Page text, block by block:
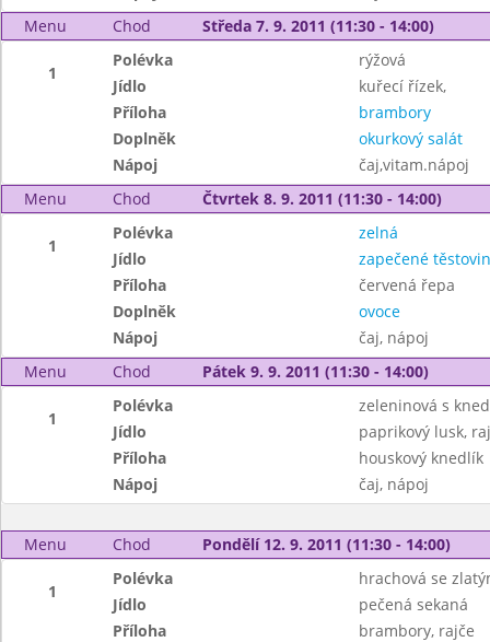
Menu
Chod Středa 7. 9. 2011 (11:30 - 14:00)
1
Polévka
rýžová
Jídlo
kuřecí řízek,
Příloha
brambory
Doplněk
okurkový salát
Nápoj
čaj,vitam.nápoj
Menu
Chod Čtvrtek 8. 9. 2011 (11:30 - 14:00)
1
Polévka
zelná
Jídlo
zapečené
Příloha
červená řepa
Doplněk
ovoce
Nápoj
čaj, nápoj
Menu
Chod Pátek 9. 9. 2011 (11:30 - 14:00)
1
Polévka
zeleninová s
Jídlo
paprikový lusk,
Příloha
houskový knedlík
Nápoj
čaj, nápoj
Menu Chod Pondělí 12. 9. 2011 (11:30 - 14:00)
1
Polévka
hrachová se
Jídlo
pečená sekaná
Příloha
brambory, rajče